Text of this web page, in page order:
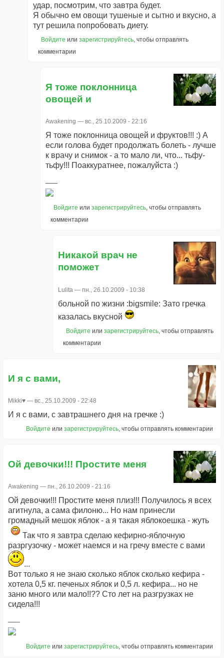
удар, посмотрим, что завтра будет.
Я обычно ем овощи тушеные и сытно и вкусно, а
тут решила попробовать диету.
Войдите или зарегистрируйтесь, чтобы отправлять
комментарии
Я тоже поклонница
овощей и
Awakening — вс., 25.10.2009 - 22:16
Я тоже поклонница овощей и фруктов!!! :) А
если голова будет продолжать болеть - лучше
к врачу и снимок - а то мало ли, что... тьфу-
тьфу!!! Поаккуратнее, пожалуйста :)
Войдите или зарегистрируйтесь, чтобы отправлять
комментарии
Никакой врач не
поможет
Lulita — пн., 26.10.2009 - 10:38
больной по жизни :bigsmile: Зато гречка
казалась вкусной
Войдите или зарегистрируйтесь , чтобы отправлять
комментарии
И я с вами,
Mikki♥ — вс., 25.10.2009 - 22:48
И я с вами, с завтрашнего дня на гречке :)
Войдите или зарегистрируйтесь, чтобы отправлять комментарии
Ой девочки!!! Простите меня
Awakening — пн., 26.10.2009 - 21:16
Ой девочки!!! Простите меня плиз!!! Получилось я всех
агитнула, а сама филоню... Но нам принесли
громадный мешок яблок - а я такая яблокоешка - жуть
Так что я завтра сделаю кефирно-яблочную
разргузочку - может наемся и на гречу вместе с вами
...
Вот только я не знаю сколько яблок сколько кефира -
хотела 0,5 кг. печеных яблок и 0,5 л. кефира... но не
заню много или мало!!?? Сто лет на разгрузках не
сидела!!!
Войдите или зарегистрируйтесь, чтобы отправлять комментарии